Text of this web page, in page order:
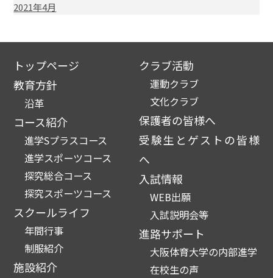
2021年4月
トップページ
教育方針
沿革
コース紹介
進学Sプラスコース
進学スポーツコース
探究総合コース
探究スポーツコース
スクールライフ
年間行事
制服紹介
施設紹介
クラブ活動
運動クラブ
文化クラブ
保護者の皆様へ
受験生とゲストの皆様
へ
入試情報
WEB出願
入試説明会等
進路サポート
大阪体育大学の内部進学
在校生の声